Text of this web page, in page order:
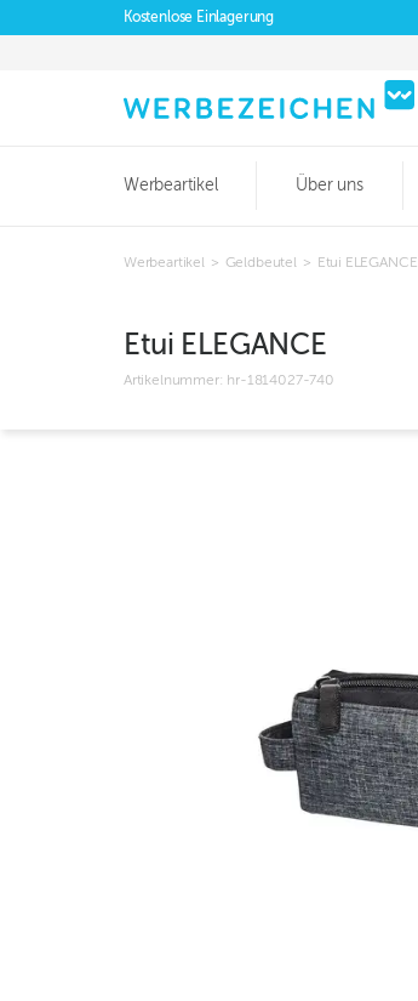
Kostenlose Einlagerung
Werbeartikel Über uns
Werbeartikel > Geldbeutel > Etui ELEGANCE
Etui ELEGANCE
Artikelnummer: hr-1814027-740